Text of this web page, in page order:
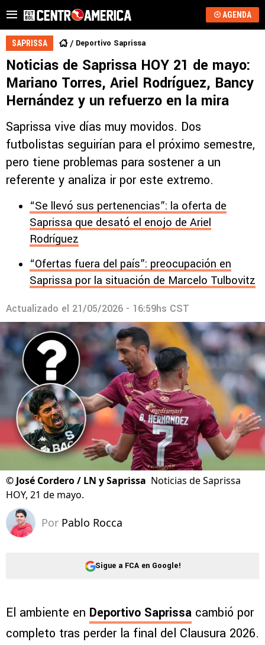
AGENDA
SAPRISSA Deportivo Saprissa
Noticias de Saprissa HOY 21 de mayo:
Mariano Torres, Ariel Rodríguez, Bancy
Hernández y un refuerzo en la mira
Saprissa vive días muy movidos. Dos
futbolistas seguirían para el próximo semestre,
pero tiene problemas para sostener a un
referente y analiza ir por este extremo.
“Se llevó sus pertenencias”: la oferta de
Saprissa que desató el enojo de Ariel
Rodríguez
“Ofertas fuera del país”: preocupación en
Saprissa por la situación de Marcelo Tulbovitz
Actualizado el 21/05/2026 - 16:59hs CST
©José Cordero / LN y Saprissa Noticias de Saprissa
HOY, 21 de mayo.
Por Pablo Rocca
Sigue a FCA en Google!
El ambiente en Deportivo Saprissa cambió por
completo tras perder la final del Clausura 2026.